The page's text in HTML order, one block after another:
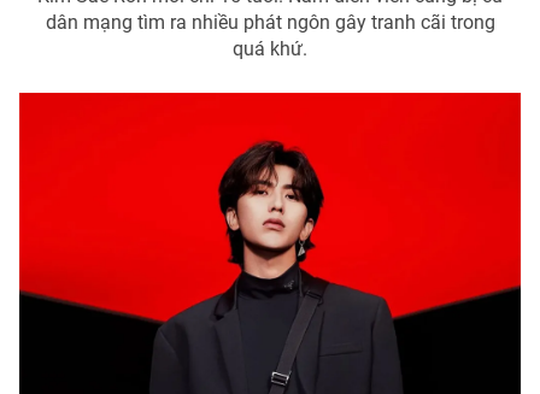
Đài Truyền hình Việt Nam
Cơ quan báo chí:
Thời báo VTV
Giấy phép hoạt động báo in và báo điện tử số 483/GP-BTTTT
dân mạng tìm ra nhiều phát ngôn gây tranh cãi trong
quá khứ.